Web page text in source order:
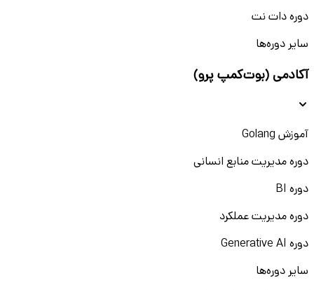
دوره دات نت
سایر دوره‌ها
آکادمی (بوت‌کمپ پرو)
آموزش Golang
دوره مدیریت منابع انسانی
دوره BI
دوره مدیریت عملکرد
دوره Generative AI
سایر دوره‌ها